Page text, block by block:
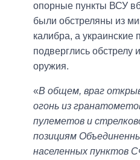
опорные пункты ВСУ
были обстреляны из
калибра, а украинские
подверглись обстрелу
оружия.
«В общем, враг
огонь из
пулеметов и
позициям
населенных пунктов